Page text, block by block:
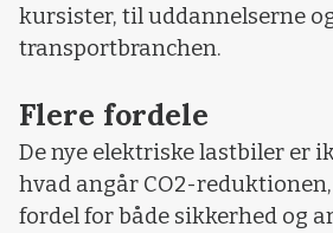
kursister, til uddannelserne
transportbranchen.
Flere fordele
De nye elektriske lastbiler er
hvad angår CO2-
fordel for både sikkerhed og